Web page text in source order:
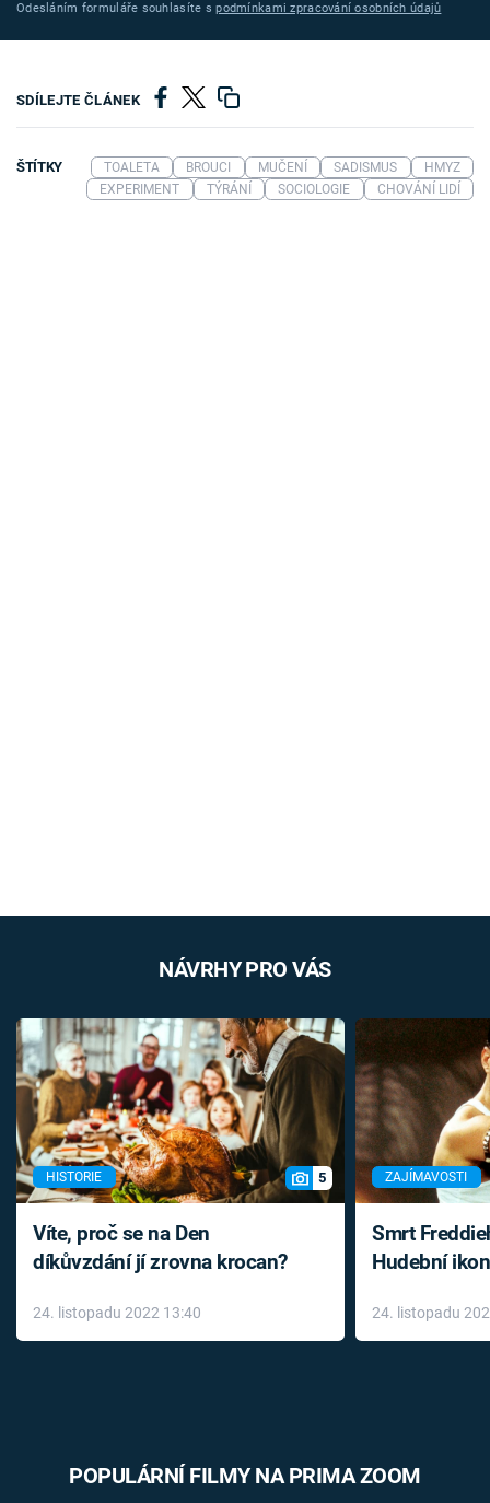
Odesláním formuláře souhlasíte spodmínkami zpracování osobních údajů
SDÍLEJTE ČLÁNEK
ŠTÍTKY TOALETA BROUCI MUČENÍ SADISMUS
HMYZ
EXPERIMENT
TÝRÁNÍ SOCIOLOGIE CHOVÁNÍ LIDÍ
NÁVRHY PRO VÁS
HISTORIE 5
Víte, proč se na Den
díkůvzdání jí zrovna krocan?
24. listopadu 2022 13:40
ZAJÍMAVOSTI
Smrt
Hudební
léky
24. listopadu
POPULÁRNÍ FILMY NA PRIMA ZOOM